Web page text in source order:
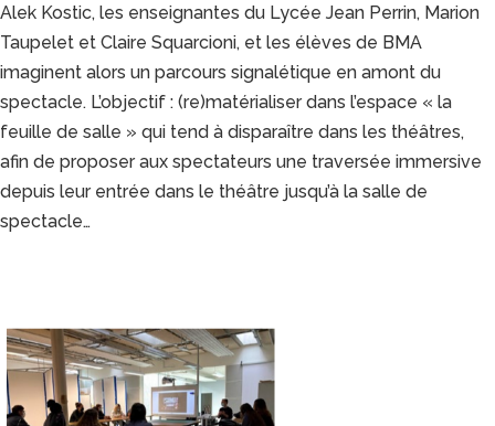
Alek Kostic, les enseignantes du Lycée Jean Perrin, Marion
Taupelet et Claire Squarcioni, et les élèves de BMA
imaginent alors un parcours signalétique en amont du
spectacle. L’objectif : (re)matérialiser dans l’espace « la
feuille de salle » qui tend à disparaître dans les théâtres,
afin de proposer aux spectateurs une traversée immersive
depuis leur entrée dans le théâtre jusqu’à la salle de
spectacle…